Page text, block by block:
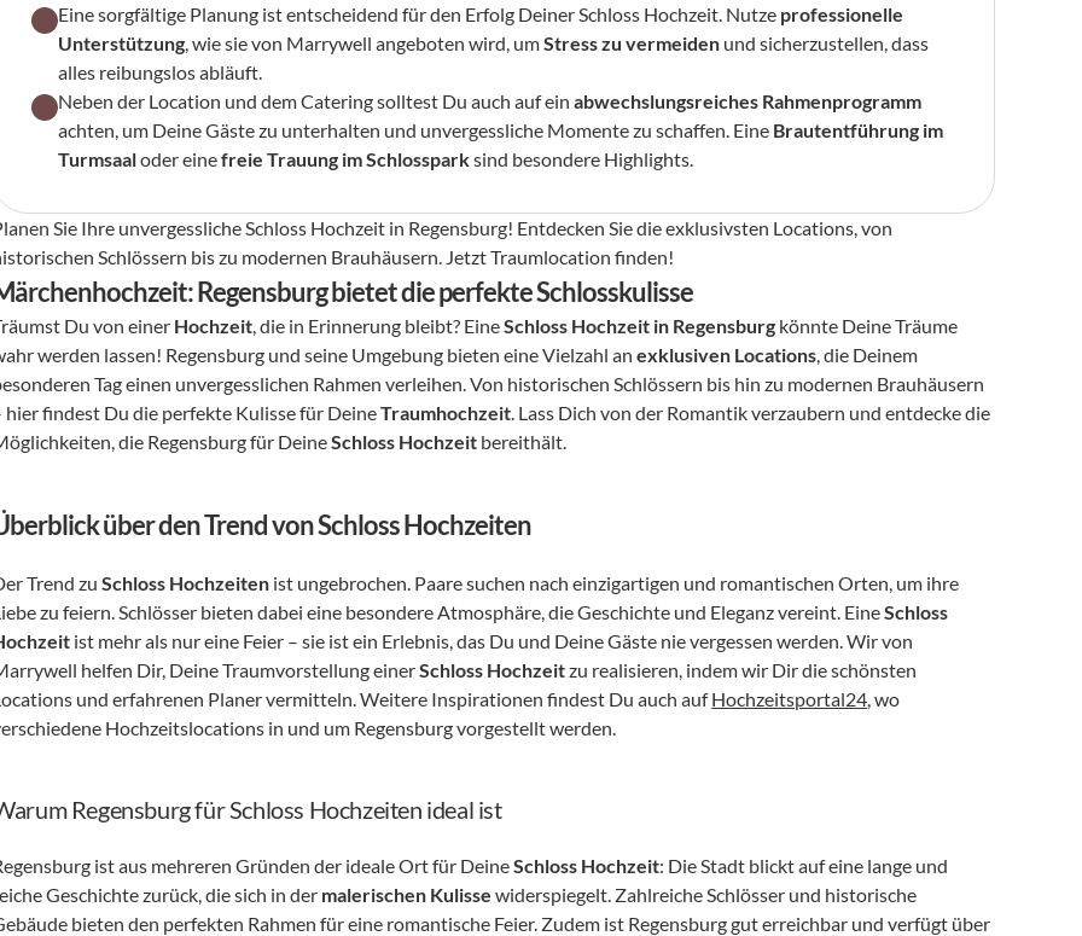
Eine sorgfältige Planung ist entscheidend für den Erfolg Deiner Schloss Hochzeit. Nutze professionelle
Unterstützung, wie sie von Marrywell angeboten wird, um Stress zu vermeiden und sicherzustellen, dass
alles reibungslos abläuft.
Neben der Location und dem Catering solltest Du auch auf ein abwechslungsreiches Rahmenprogramm
achten, um Deine Gäste zu unterhalten und unvergessliche Momente zu schaffen. Eine Brautentführung im
Turmsaal oder eine freie Trauung im Schlosspark sind besondere Highlights.
Sie Ihre unvergessliche Schloss Hochzeit in Regensburg! Entdecken Sie die exklusivsten Locations, von
Schlössern bis zu modernen Brauhäusern. Jetzt Traumlocation finden!
Regensburg bietet die perfekte Schlosskulisse
Du von einer Hochzeit, die in Erinnerung bleibt? Eine Schloss Hochzeit in Regensburg könnte Deine Träume
werden lassen! Regensburg und seine Umgebung bieten eine Vielzahl an exklusiven Locations, die Deinem
Tag einen unvergesslichen Rahmen verleihen. Von historischen Schlössern bis hin zu modernen Brauhäusern
hier findest Du die perfekte Kulisse für Deine Traumhochzeit. Lass Dich von der Romantik verzaubern und entdecke die
die Regensburg für Deine Schloss Hochzeit bereithält.
über den Trend von Schloss Hochzeiten
Trend zu Schloss Hochzeiten ist ungebrochen. Paare suchen nach einzigartigen und romantischen Orten, um ihre
zu feiern. Schlösser bieten dabei eine besondere Atmosphäre, die Geschichte und Eleganz vereint. Eine Schloss
ist mehr als nur eine Feier – sie ist ein Erlebnis, das Du und Deine Gäste nie vergessen werden. Wir von
helfen Dir, Deine Traumvorstellung einer Schloss Hochzeit zu realisieren, indem wir Dir die schönsten
und erfahrenen Planer vermitteln. Weitere Inspirationen findest Du auch auf Hochzeitsportal24, wo
Hochzeitslocations in und um Regensburg vorgestellt werden.
Regensburg für Schloss Hochzeiten ideal ist
ist aus mehreren Gründen der ideale Ort für Deine Schloss Hochzeit: Die Stadt blickt auf eine lange und
Geschichte zurück, die sich in der malerischen Kulisse widerspiegelt. Zahlreiche Schlösser und historische
bieten den perfekten Rahmen für eine romantische Feier. Zudem ist Regensburg gut erreichbar und verfügt über